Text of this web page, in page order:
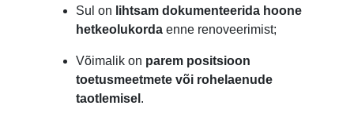
Sul on lihtsam dokumenteerida hoone
hetkeolukorda enne renoveerimist;
Võimalik on parem positsioon
toetusmeetmete või rohelaenude
taotlemisel .